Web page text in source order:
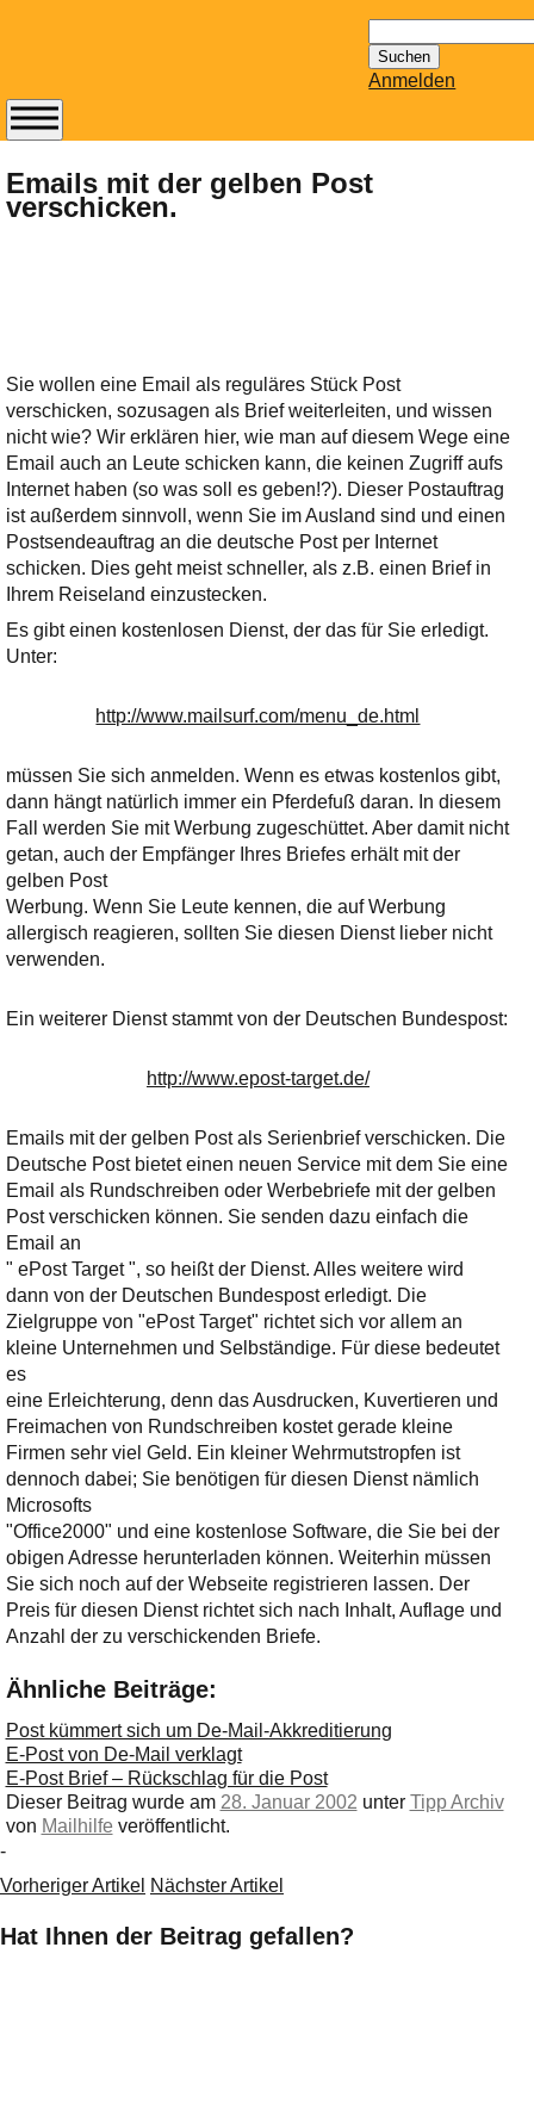
nach:
Anmelden
Emails mit der gelben Post
verschicken.
Sie wollen eine Email als reguläres Stück Post
verschicken, sozusagen als Brief weiterleiten, und wissen
nicht wie? Wir erklären hier, wie man auf diesem Wege eine
Email auch an Leute schicken kann, die keinen Zugriff aufs
Internet haben (so was soll es geben!?). Dieser Postauftrag
ist außerdem sinnvoll, wenn Sie im Ausland sind und einen
Postsendeauftrag an die deutsche Post per Internet
schicken. Dies geht meist schneller, als z.B. einen Brief in
Ihrem Reiseland einzustecken.
Es gibt einen kostenlosen Dienst, der das für Sie erledigt.
Unter:
http://www.mailsurf.com/menu_de.html
müssen Sie sich anmelden. Wenn es etwas kostenlos gibt,
dann hängt natürlich immer ein Pferdefuß daran. In diesem
Fall werden Sie mit Werbung zugeschüttet. Aber damit nicht
getan, auch der Empfänger Ihres Briefes erhält mit der
gelben Post
Werbung. Wenn Sie Leute kennen, die auf Werbung
allergisch reagieren, sollten Sie diesen Dienst lieber nicht
verwenden.
Ein weiterer Dienst stammt von der Deutschen Bundespost:
http://www.epost-target.de/
Emails mit der gelben Post als Serienbrief verschicken. Die
Deutsche Post bietet einen neuen Service mit dem Sie eine
Email als Rundschreiben oder Werbebriefe mit der gelben
Post verschicken können. Sie senden dazu einfach die
Email an
" ePost Target ", so heißt der Dienst. Alles weitere wird
dann von der Deutschen Bundespost erledigt. Die
Zielgruppe von "ePost Target" richtet sich vor allem an
kleine Unternehmen und Selbständige. Für diese bedeutet
es
eine Erleichterung, denn das Ausdrucken, Kuvertieren und
Freimachen von Rundschreiben kostet gerade kleine
Firmen sehr viel Geld. Ein kleiner Wehrmutstropfen ist
dennoch dabei; Sie benötigen für diesen Dienst nämlich
Microsofts
"Office2000" und eine kostenlose Software, die Sie bei der
obigen Adresse herunterladen können. Weiterhin müssen
Sie sich noch auf der Webseite registrieren lassen. Der
Preis für diesen Dienst richtet sich nach Inhalt, Auflage und
Anzahl der zu verschickenden Briefe.
Ähnliche Beiträge:
Post kümmert sich um De-Mail-Akkreditierung
E-Post von De-Mail verklagt
E-Post Brief – Rückschlag für die Post
Dieser Beitrag wurde am 28. Januar 2002 unter Tipp Archiv
von Mailhilfe veröffentlicht.
-
Vorheriger Artikel Nächster Artikel
Hat Ihnen der Beitrag gefallen?
Abonnieren Sie den
14-tägig
erscheinenden
bereithält!
Wie z.B. Outlook,
GMail, Thunderbird
oder auch
KuNoMail, usw.
Ihre E-Mail
Adresse:
E-Mail